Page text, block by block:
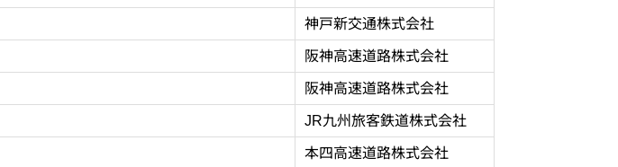
神戸新交通株式会社
阪神高速道路株式会社
阪神高速道路株式会社
JR九州旅客鉄道株式会社
本四高速道路株式会社